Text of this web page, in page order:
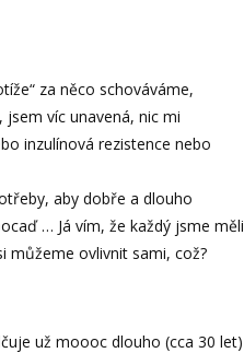
za něco schováváme,
víc unavená, nic mi
inzulínová rezistence nebo
aby dobře a dlouho
… Já vím, že každý jsme měli
můžeme ovlivnit sami, což?
už moooc dlouho (cca 30 let)